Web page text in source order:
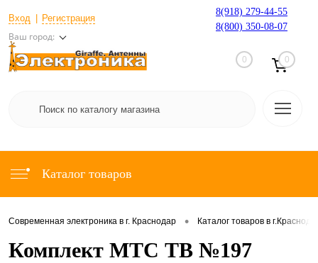
Вход Регистрация
Ваш город:
8(918) 279-44-55
8(800) 350-08-07
0 0
Каталог товаров
Современная электроника в г. Краснодар • Каталог товаров в
Комплект МТС ТВ №197